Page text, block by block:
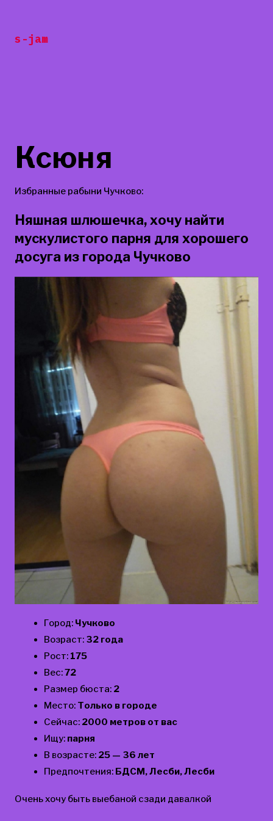
содержанию
s-jam
Ксюня
Избранные рабыни Чучково:
Няшная шлюшечка, хочу найти
мускулистого парня для хорошего
досуга из города Чучково
Город: Чучково
Возраст: 32 года
Рост: 175
Вес:72
Размер бюста: 2
Место: Только в городе
Сейчас: 2000 метров от вас
Ищу: парня
В возрасте: 25 — 36 лет
Предпочтения: БДСМ, Лесби, Лесби
Очень хочу быть выебаной сзади давалкой